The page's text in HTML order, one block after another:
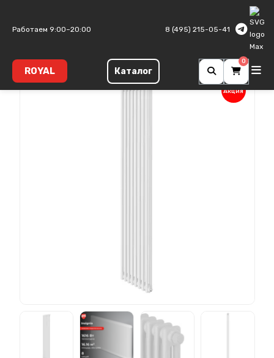
Работаем 9:00–20:00 8 (495) 215-05-41
ROYAL Каталог
0
Акция